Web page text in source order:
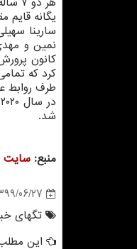
کرد که
طرف روابط
شد.
منبع: سایت
06/27
تگهای
این